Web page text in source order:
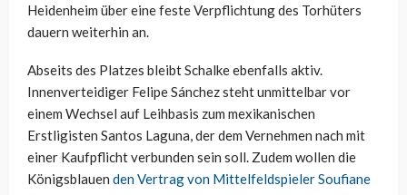
Heidenheim über eine feste Verpflichtung des Torhüters
dauern weiterhin an.
Abseits des Platzes bleibt Schalke ebenfalls aktiv.
Innenverteidiger Felipe Sánchez steht unmittelbar vor
einem Wechsel auf Leihbasis zum mexikanischen
Erstligisten Santos Laguna, der dem Vernehmen nach mit
einer Kaufpflicht verbunden sein soll. Zudem wollen die
Königsblauen den Vertrag von Mittelfeldspieler Soufiane